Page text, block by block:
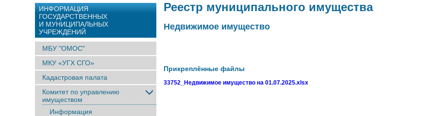
ИНФОРМАЦИЯ
ГОСУДАРСТВЕННЫХ
И МУНИЦИПАЛЬНЫХ
УЧРЕЖДЕНИЙ
МБУ "ОМОС"
МКУ «УГХ СГО»
Кадастровая палата
Комитет по управлению
имуществом
Информация
Реестр муниципального имущества
Недвижимое имущество
Прикреплённые файлы
33752_Недвижимое имущество на 01.07.2025.xlsx